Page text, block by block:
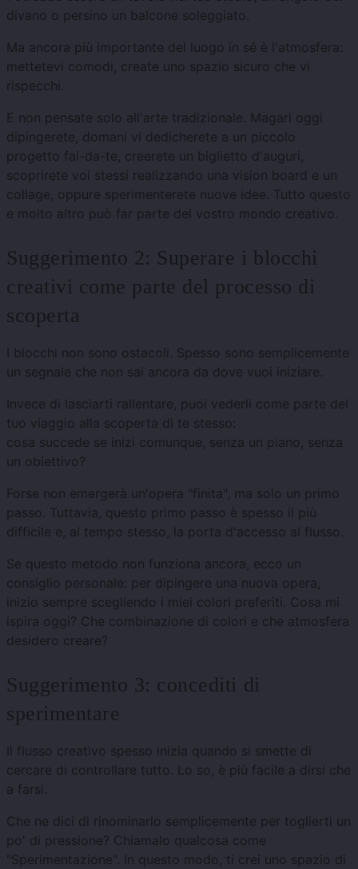
divano o persino un balcone soleggiato.
Ma ancora più importante del luogo in sé è l'atmosfera:
mettetevi comodi, create uno spazio sicuro che vi
rispecchi.
E non pensate solo all'arte tradizionale. Magari oggi
dipingerete, domani vi dedicherete a un piccolo
progetto fai-da-te, creerete un biglietto d'auguri,
scoprirete voi stessi realizzando una vision board e un
collage, oppure sperimenterete nuove idee. Tutto questo
e molto altro può far parte del vostro mondo creativo.
Suggerimento 2: Superare i blocchi
creativi come parte del processo di
scoperta
I blocchi non sono ostacoli. Spesso sono semplicemente
un segnale che non sai ancora da dove vuoi iniziare.
Invece di lasciarti rallentare, puoi vederli come parte del
tuo viaggio alla scoperta di te stesso:
cosa succede se inizi comunque, senza un piano, senza
un obiettivo?
Forse non emergerà un'opera "finita", ma solo un primo
passo. Tuttavia, questo primo passo è spesso il più
difficile e, al tempo stesso, la porta d'accesso al flusso.
Se questo metodo non funziona ancora, ecco un
consiglio personale: per dipingere una nuova opera,
inizio sempre scegliendo i miei colori preferiti. Cosa mi
ispira oggi? Che combinazione di colori e che atmosfera
desidero creare?
Suggerimento 3: concediti di
sperimentare
Il flusso creativo spesso inizia quando si smette di
cercare di controllare tutto. Lo so, è più facile a dirsi che
a farsi.
Che ne dici di rinominarlo semplicemente per toglierti un
po' di pressione? Chiamalo qualcosa come
"Sperimentazione". In questo modo, ti crei uno spazio di